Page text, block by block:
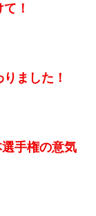
！
ました！
手権の意気